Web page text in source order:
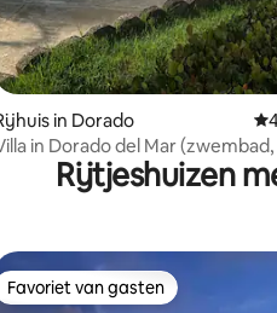
in Dorado
in Dorado del Mar
casino, golf)Rijtjeshuizen
Favoriet van gasten
Favoriet van gasten